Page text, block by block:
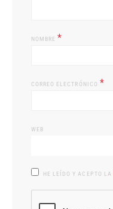
NOMBRE *
CORREO ELECTRÓNICO *
WEB
HE LEÍDO Y ACEPTO LA